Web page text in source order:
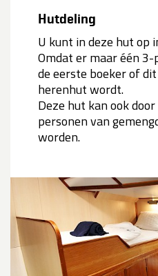
Hutdeling
U kunt in deze hut op
Omdat er maar één
de eerste boeker of
herenhut wordt.
Deze hut kan ook
personen van
worden.